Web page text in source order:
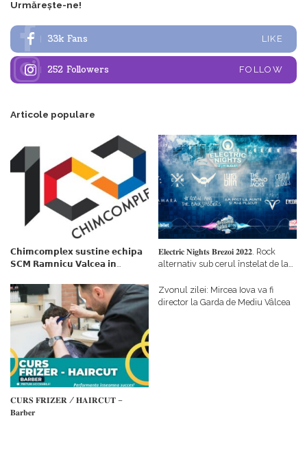
Urmărește-ne!
33k Fans LIKE
252 Followers FOLLOW
Articole populare
𝗖𝗵𝗶𝗺𝗰𝗼𝗺𝗽𝗹𝗲𝘅 𝘀𝘂𝘀𝘁𝗶𝗻𝗲 𝗲𝗰𝗵𝗶𝗽𝗮
𝗦𝗖𝗠 𝗥𝗮𝗺𝗻𝗶𝗰𝘂 𝗩𝗮𝗹𝗰𝗲𝗮 𝗶𝗻
𝗳𝗶𝗻𝗮𝗻𝘁𝗮𝘁𝗼𝗿
𝐄𝐥𝐞𝐜𝐭𝐫𝐢𝐜 𝐍𝐢𝐠𝐡𝐭𝐬 𝐁𝐫𝐞𝐳𝐨𝐢 𝟐𝟎𝟐𝟐. Rock
alternativ sub cerul înstelat de la
𝐂𝐔𝐑𝐒 𝐅𝐑𝐈𝐙𝐄𝐑 / 𝐇𝐀𝐈𝐑𝐂𝐔𝐓 –
𝐁𝐚𝐫𝐛𝐞𝐫
Zvonul zilei: Mircea Iova va fi
director la Garda de Mediu Vâlcea